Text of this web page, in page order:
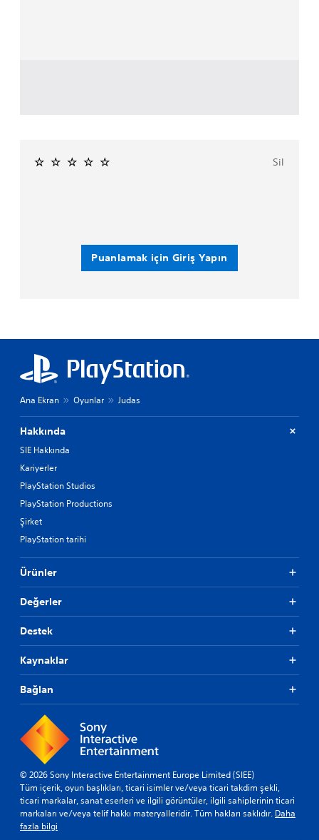
Puanlamak için Giriş Yapın
Sil
Ana Ekran Oyunlar Judas
Hakkında
SIE Hakkında
Kariyerler
PlayStation Studios
PlayStation Productions
Şirket
PlayStation tarihi
Ürünler
Değerler
Destek
Kaynaklar
Bağlan
© 2026 Sony Interactive Entertainment Europe Limited (SIEE)
Tüm içerik, oyun başlıkları, ticari isimler ve/veya ticari takdim şekli,
ticari markalar, sanat eserleri ve ilgili görüntüler, ilgili sahiplerinin ticari
markaları ve/veya telif hakkı materyalleridir. Tüm hakları saklıdır. Daha
fazla bilgi